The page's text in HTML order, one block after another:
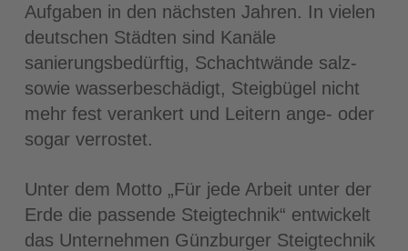
Aufgaben in den nächsten Jahren. In vielen
deutschen Städten sind Kanäle
sanierungsbedürftig, Schachtwände salz-
sowie wasserbeschädigt, Steigbügel nicht
mehr fest verankert und Leitern ange- oder
sogar verrostet.
Unter dem Motto „Für jede Arbeit unter der
Erde die passende Steigtechnik“ entwickelt
das Unternehmen Günzburger Steigtechnik